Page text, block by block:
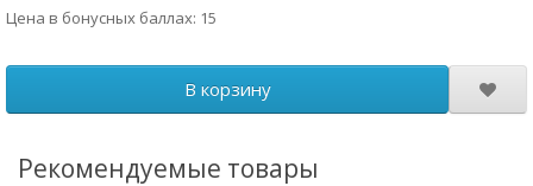
Цена в бонусных баллах: 15
В корзину
Рекомендуемые товары